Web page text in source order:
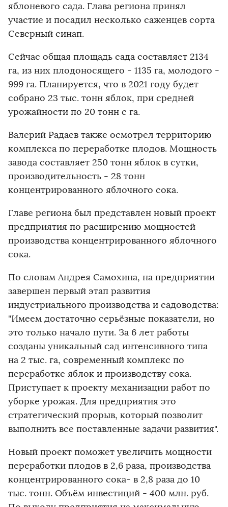
яблоневого сада. Глава региона принял
участие и посадил несколько саженцев сорта
Северный синап.
Сейчас общая площадь сада составляет 2134
га, из них плодоносящего - 1135 га, молодого -
999 га. Планируется, что в 2021 году будет
собрано 23 тыс. тонн яблок, при средней
урожайности по 20 тонн с га.
Валерий Радаев также осмотрел территорию
комплекса по переработке плодов. Мощность
завода составляет 250 тонн яблок в сутки,
производительность - 28 тонн
концентрированного яблочного сока.
Главе региона был представлен новый проект
предприятия по расширению мощностей
производства концентрированного яблочного
сока.
По словам Андрея Самохина, на предприятии
завершен первый этап развития
индустриального производства и садоводства:
"Имеем достаточно серьёзные показатели, но
это только начало пути. За 6 лет работы
созданы уникальный сад интенсивного типа
на 2 тыс. га, современный комплекс по
переработке яблок и производству сока.
Приступает к проекту механизации работ по
уборке урожая. Для предприятия это
стратегический прорыв, который позволит
выполнить все поставленные задачи развития".
Новый проект поможет увеличить мощности
переработки плодов в 2,6 раза, производства
концентрированного сока- в 2,8 раза до 10
тыс. тонн. Объём инвестиций - 400 млн. руб.